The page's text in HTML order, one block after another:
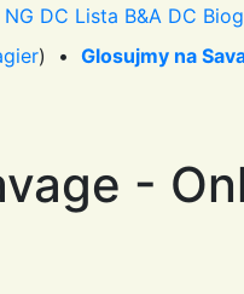
DC Lista B&A DC
) • Glosujmy na
-